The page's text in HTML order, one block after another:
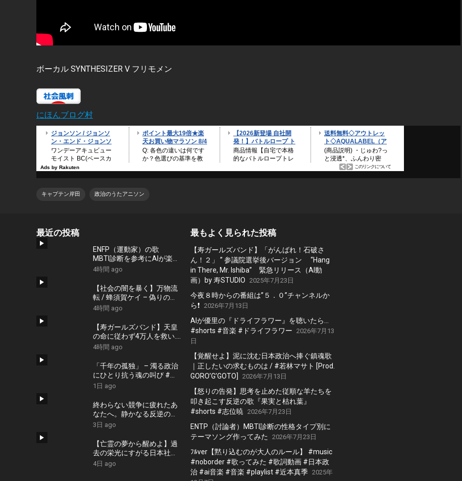
ボーカル SYNTHESIZER V フリモメン
にほんブログ村
キャプテン岸田 政治のうたアニソン
最近の投稿
ENFP（運動家）の歌
MBTI診断を参考にAIが楽曲
を作ってくれた
4時間 ago
【社会の闇を暴く】万物流
転 / 蜂須賀ケイ – 偽りの安
寧にすがるな #shorts #政
4時間 ago
【寿ガールズバンド】天皇
の命に従わず4万人を救い..
「釣りに行く」と家を出て..
『名もなき勝利』 by 寿
STUDIO
4時間 ago
「千年の孤独」 – 濁る政治
にひとり抗う魂の叫び #藤
原幾世史 #shorts #社会問
1日 ago
終わらない競争に疲れたあ
なたへ。静かなる反逆の歌
『かわいた世界』/ #近本真
3日 ago
【亡霊の夢から醒めよ】過
去の栄光にすがる日本社会
への痛烈な一撃『遠い蜃気
4日 ago
最もよく見られた投稿
【寿ガールズバンド】「がんばれ！石破さ
ん！２」 ” 参議院選挙後バージョン “Hang
in There, Mr. Ishiba” 緊急リリース（AI動
画）by 寿STUDIO 2025年7月23日
今夜８時からの番組は”５．０”チャンネルか
ら❗️ 2026年7月13日
AIが優里の『ドライフラワー』を聴いたら…
#shorts #音楽 #ドライフラワー 2026年7月13
日
【覚醒せよ】泥に沈む日本政治へ捧ぐ鎮魂歌
｜正したいの求むものは / #若林マサト [Prod.
GORO’G’GOTO]
2026年7月13日
【怒りの告発】思考を止めた従順な羊たちを
叩き起こす反逆の歌『果実と枯れ葉』
#shorts #志位暁 2026年7月23日
ENTP（討論者）MBTI診断の性格タイプ別に
テーマソング作ってみた
2026年7月23日
ﾌﾙver【黙り込むのが大人のルール】 #music
#noborder #歌ってみた #歌詞動画 #日本政
治 #ai音楽 #音楽 #playlist #近本真季 2025年